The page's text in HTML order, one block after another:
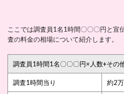
ここでは調査員1名1時間〇〇〇円と宣
査の料金の相場について紹介します。
調査員1時間1名〇〇〇円×人数+その
調査1時間当り 約2